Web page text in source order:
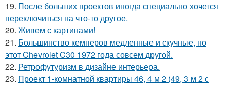
19. После больших проектов иногда специально хочется
переключиться на что-то другое.
20. Живем с картинами!
21. Большинство кемперов медленные и скучные, но
этот Chevrolet C30 1972 года совсем другой.
22. Ретрофутуризм в дизайне интерьера.
23. Проект 1-комнатной квартиры 46, 4 м 2 (49, 3 м 2 с